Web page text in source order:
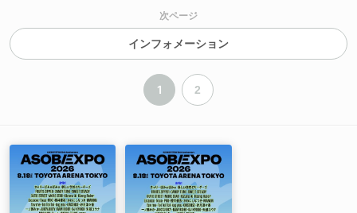
次ページ
インフォメーション
1 2